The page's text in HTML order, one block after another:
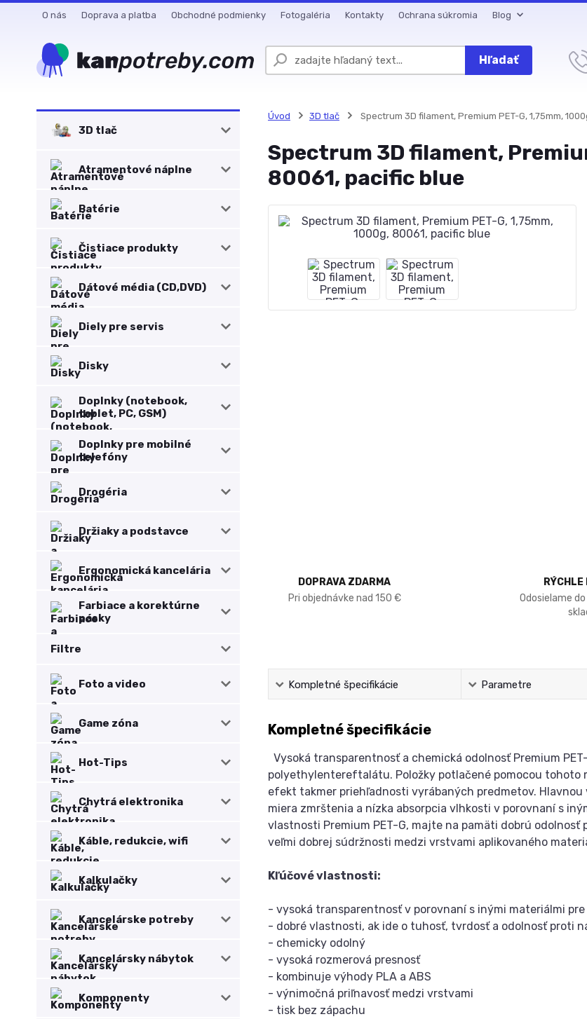
O nás Doprava a platba Obchodné podmienky Fotogaléria Kontakty Ochrana súkromia Blog
Hľadať
3D tlač
Atramentové náplne
Batérie
Čistiace produkty
Dátové média (CD,DVD)
Diely pre servis
Disky
Doplnky (notebook,
tablet, PC, GSM)
Doplnky pre mobilné
telefóny
Drogéria
Držiaky a podstavce
Ergonomická kancelária
Farbiace a korektúrne
pásky
Filtre
Foto a video
Game zóna
Hot-Tips
Chytrá elektronika
Káble, redukcie, wifi
Kalkulačky
Kancelárske potreby
Kancelársky nábytok
Komponenty
Úvod 3D tlač Spectrum 3D filament, Premium PET-G, 1,75mm,
Spectrum 3D filament,
80061, pacific blue
DOPRAVA ZDARMA
Pri objednávke nad 150 €
RÝCHLE
Odosielame
Kompletné špecifikácie Parametre
Kompletné špecifikácie
Vysoká transparentnosť a chemická odolnosť Premium
polyethylentereftalátu. Položky potlačené pomocou
efekt takmer priehľadnosti vyrábaných predmetov.
miera zmrštenia a nízka absorpcia vlhkosti v porovnaní s
vlastnosti Premium PET-G, majte na pamäti dobrú
veľmi dobrej súdržnosti medzi vrstvami aplikovaného
Kľúčové vlastnosti:
- vysoká transparentnosť v porovnaní s inými materiálmi
- dobré vlastnosti, ak ide o tuhosť, tvrdosť a odolnosť proti
- chemicky odolný
- vysoká rozmerová presnosť
- kombinuje výhody PLA a ABS
- výnimočná priľnavosť medzi vrstvami
- tisk bez zápachu